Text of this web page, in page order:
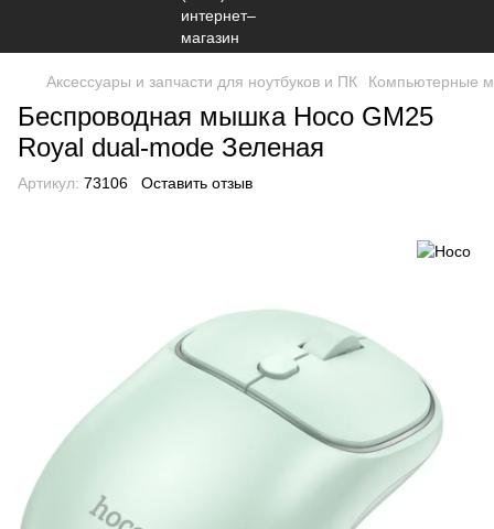
Аксессуары и запчасти для ноутбуков и ПК Компьютерные
Беспроводная мышка Hoco GM25
Royal dual-mode Зеленая
Артикул: 73106 Оставить отзыв